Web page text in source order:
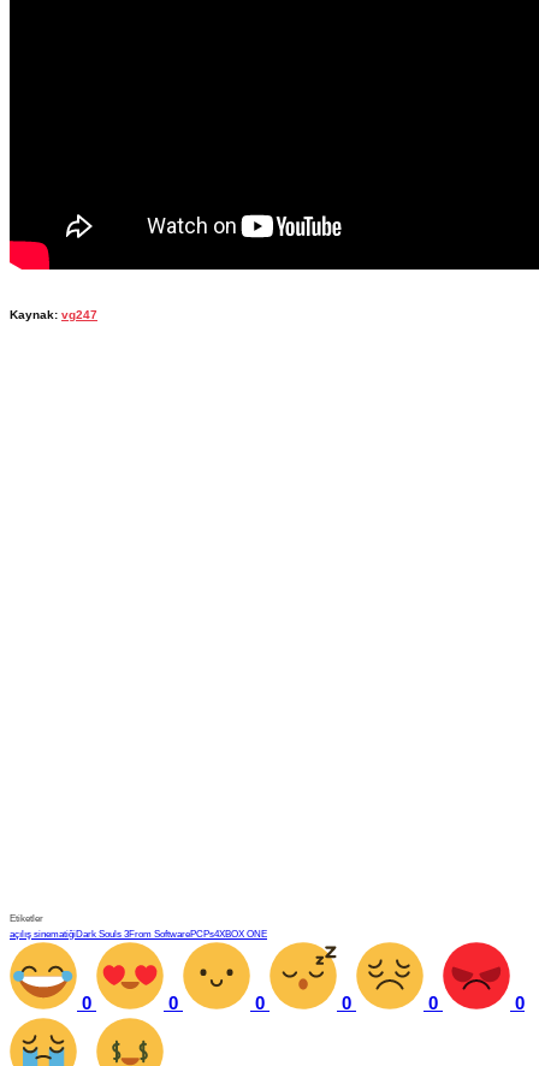
Kaynak: vg247
Etiketler
açılış sinematiğiDark Souls 3From SoftwarePCPs4XBOX ONE
0 0 0 0 0 0